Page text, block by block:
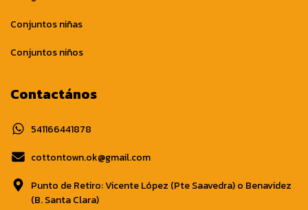
Conjuntos niñas
Conjuntos niños
Contactános
541166441878
cottontown.ok@gmail.com
Punto de Retiro: Vicente López (Pte Saavedra) o Benavidez
(B. Santa Clara)